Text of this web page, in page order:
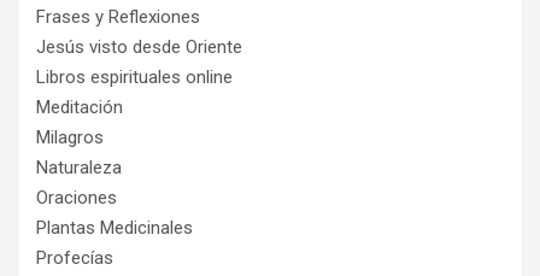
Frases y Reflexiones
Jesús visto desde Oriente
Libros espirituales online
Meditación
Milagros
Naturaleza
Oraciones
Plantas Medicinales
Profecías